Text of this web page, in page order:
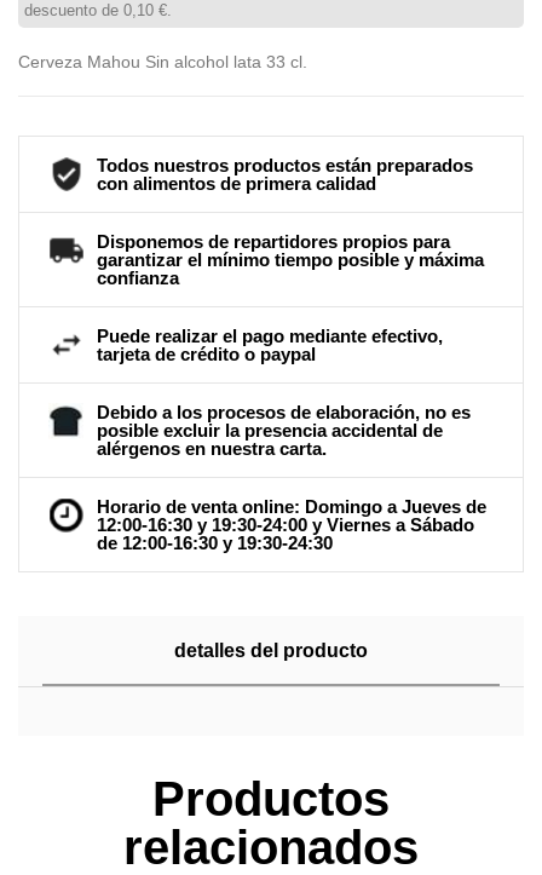
descuento de 0,10 €.
Cerveza Mahou Sin alcohol lata 33 cl.
Todos nuestros productos están preparados
con alimentos de primera calidad
Disponemos de repartidores propios para
garantizar el mínimo tiempo posible y máxima
confianza
Puede realizar el pago mediante efectivo,
tarjeta de crédito o paypal
Debido a los procesos de elaboración, no es
posible excluir la presencia accidental de
alérgenos en nuestra carta.
Horario de venta online: Domingo a Jueves de
12:00-16:30 y 19:30-24:00 y Viernes a Sábado
de 12:00-16:30 y 19:30-24:30
detalles del producto
Productos
relacionados